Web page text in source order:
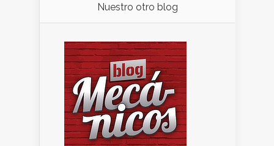
Nuestro otro blog